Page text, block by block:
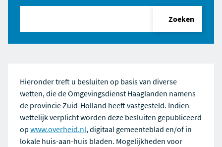
Zoeken
Hieronder treft u besluiten op basis van diverse
wetten, die de Omgevingsdienst Haaglanden namens
de provincie Zuid-Holland heeft vastgesteld. Indien
wettelijk verplicht worden deze besluiten gepubliceerd
op www.overheid.nl, digitaal gemeenteblad en/of in
lokale huis-aan-huis bladen. Mogelijkheden voor